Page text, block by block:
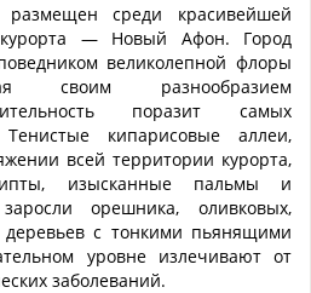
размещен среди красивейшей
— Новый Афон. Город
великолепной флоры
своим разнообразием
поразит самых
кипарисовые аллеи,
всей территории курорта,
изысканные пальмы и
орешника, оливковых,
с тонкими пьянящими
уровне излечивают от
заболеваний.